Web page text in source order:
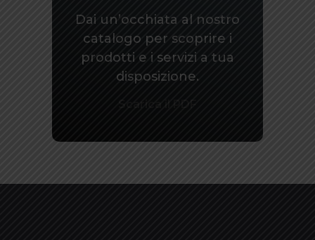
Dai un’occhiata al nostro
catalogo per scoprire i
prodotti e i servizi a tua
disposizione.
Scarica il PDF